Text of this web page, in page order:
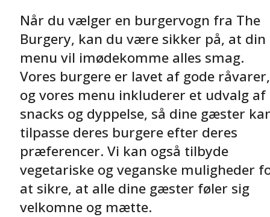
Når du vælger en burgervogn fra The
Burgery, kan du være sikker på, at din
menu vil imødekomme alles smag.
Vores burgere er lavet af gode råvarer,
og vores menu inkluderer et udvalg af
snacks og dyppelse, så dine gæster
tilpasse deres burgere efter deres
præferencer. Vi kan også tilbyde
vegetariske og veganske muligheder
at sikre, at alle dine gæster føler sig
velkomne og mætte.